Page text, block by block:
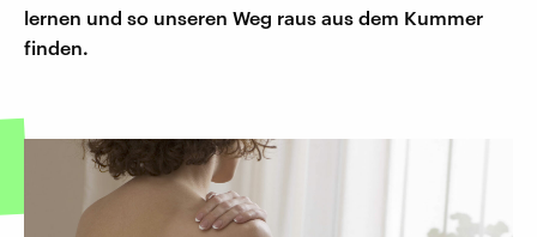
lernen und so unseren Weg raus aus dem Kummer
finden.